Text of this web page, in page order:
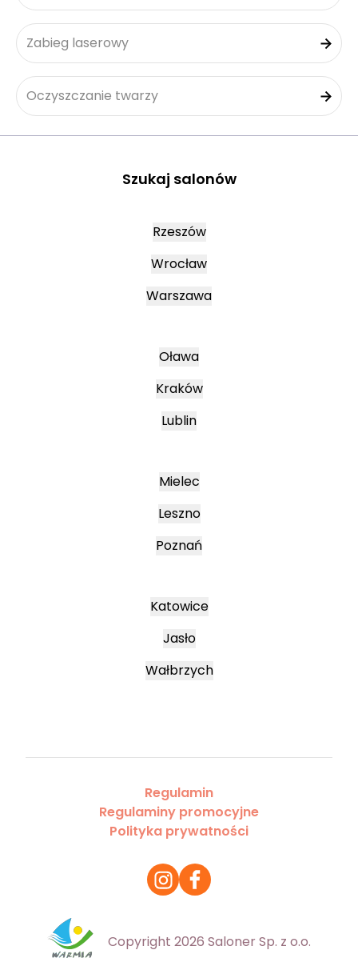
Zabieg laserowy
Oczyszczanie twarzy
Szukaj salonów
Rzeszów
Wrocław
Warszawa
Oława
Kraków
Lublin
Mielec
Leszno
Poznań
Katowice
Jasło
Wałbrzych
Regulamin
Regulaminy promocyjne
Polityka prywatności
Copyright 2026 Saloner Sp. z o.o.